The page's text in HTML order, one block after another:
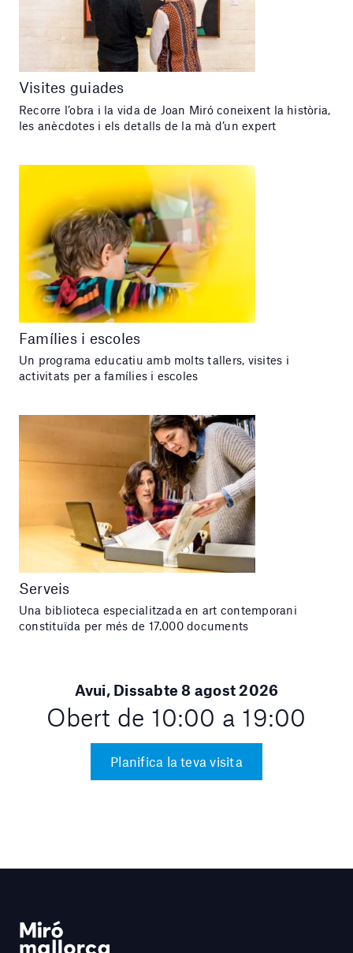
Visites guiades
Recorre l’obra i la vida de Joan Miró coneixent la història,
les anècdotes i els detalls de la mà d’un expert
Famílies i escoles
Un programa educatiu amb molts tallers, visites i
activitats per a famílies i escoles
Serveis
Una biblioteca especialitzada en art contemporani
constituïda per més de 17.000 documents
Avui, Dissabte 8 agost 2026
Obert de 10:00 a 19:00
Planifica la teva visita